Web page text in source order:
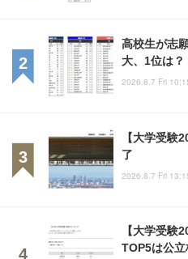
高校生が志
大、1位は？
2026.8.7 Fri
【大学受験
了
2026.8.7 Fri
【大学受験
TOP5は公立